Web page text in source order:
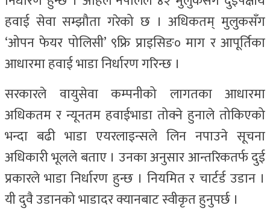
हवाई सेवा सम्झौता गरेको छ । अधिकतम् मुलुकसँग
‘ओपन फेयर पोलिसी’ ९फ्रि प्राइसिङ० माग र आपूर्तिका
आधारमा हवाई भाडा निर्धारण गरिन्छ ।
सरकारले वायुसेवा कम्पनीको लागतका आधारमा
अधिकतम र न्यूनतम हवाईभाडा तोक्ने हुनाले तोकिएको
भन्दा बढी भाडा एयरलाइन्सले लिन नपाउने सूचना
अधिकारी भूलले बताए । उनका अनुसार आन्तरिकतर्फ दुई
प्रकारले भाडा निर्धारण हुन्छ । नियमित र चार्टर्ड उडान ।
यी दुवै उडानको भाडादर क्यानबाट स्वीकृत हुनुपर्छ ।